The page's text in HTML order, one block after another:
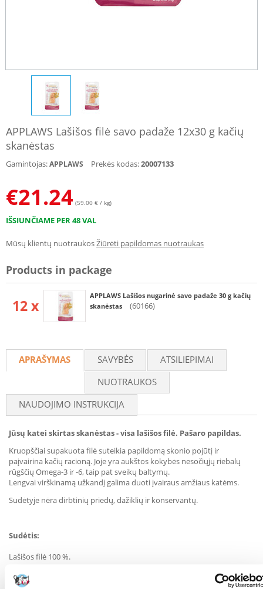
APPLAWS Lašišos filė savo padaže 12x30 g kačių
skanėstas
Gamintojas:APPLAWS Prekės kodas:20007133
€21.24 (59.00 € / kg)
IŠSIUNČIAME PER 48 VAL
Mūsų klientų nuotraukosŽiūrėti papildomas nuotraukas
Products in package
12 x
APPLAWS Lašišos nugarinė savo padaže 30 g kačių
skanėstas
(60166)
APRAŠYMAS SAVYBĖS
ATSILIEPIMAI
NUOTRAUKOS
NAUDOJIMO INSTRUKCIJA
Jūsų katei skirtas skanėstas - visa lašišos filė. Pašaro papildas.
Kruopščiai supakuota filė suteikia papildomą skonio pojūtį ir
paįvairina kačių racioną. Joje yra aukštos kokybės nesočiųjų riebalų
rūgščių Omega-3 ir -6, taip pat sveikų baltymų.
Lengvai virškinamą užkandį galima duoti įvairaus amžiaus katėms.
Sudėtyje nėra dirbtinių priedų, dažiklių ir konservantų.
Sudėtis:
Lašišos filė 100 %.